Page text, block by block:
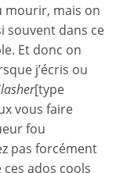
mourir, mais on
souvent dans ce
Et donc on
j’écris ou
[type
vous faire
fou
pas forcément
ces ados cools